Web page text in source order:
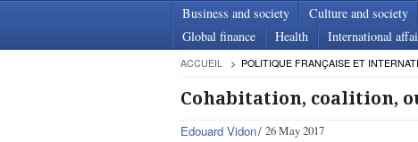
Business and society Culture and society
Global finance
Health International
ACCUEIL POLITIQUE FRANÇAISE ET
Cohabitation, coalition,
Edouard Vidon 26 May 2017